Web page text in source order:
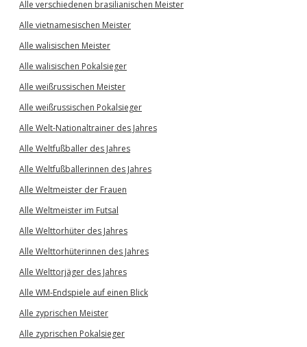
Alle verschiedenen brasilianischen Meister
Alle vietnamesischen Meister
Alle walisischen Meister
Alle walisischen Pokalsieger
Alle weißrussischen Meister
Alle weißrussischen Pokalsieger
Alle Welt-Nationaltrainer des Jahres
Alle Weltfußballer des Jahres
Alle Weltfußballerinnen des Jahres
Alle Weltmeister der Frauen
Alle Weltmeister im Futsal
Alle Welttorhüter des Jahres
Alle Welttorhüterinnen des Jahres
Alle Welttorjäger des Jahres
Alle WM-Endspiele auf einen Blick
Alle zyprischen Meister
Alle zyprischen Pokalsieger